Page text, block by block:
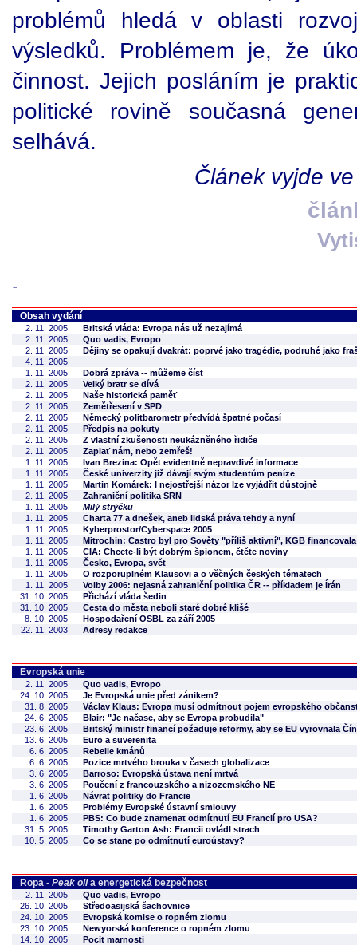
problémů hledá v oblasti
výsledků. Problémem je, že
činnost. Jejich posláním je
politické rovině současná
selhává.
Článek vyjde
Obsah vydání
2. 11. 2005
Britská vláda: Evropa nás už nezajímá
2. 11. 2005
Quo vadis, Evropo
2. 11. 2005
Dějiny se opakují dvakrát: poprvé jako tragédie, podruhé jako
4. 11. 2005
1. 11. 2005
Dobrá zpráva -- můžeme číst
2. 11. 2005
Velký bratr se dívá
2. 11. 2005
Naše historická paměť
2. 11. 2005
Zemětřesení v SPD
2. 11. 2005
Německý politbarometr předvídá špatné počasí
2. 11. 2005
Předpis na pokuty
2. 11. 2005
Z vlastní zkušenosti neukázněného řidiče
2. 11. 2005
Zaplať nám, nebo zemřeš!
1. 11. 2005
Ivan Brezina: Opět evidentně nepravdivé informace
1. 11. 2005
České univerzity již dávají svým studentům peníze
1. 11. 2005
Martin Komárek: I nejostřejší názor lze vyjádřit důstojně
2. 11. 2005
Zahraniční politika SRN
1. 11. 2005
Milý strýčku
1. 11. 2005
Charta 77 a dnešek, aneb lidská práva tehdy a nyní
1. 11. 2005
Kyberprostor/Cyberspace 2005
1. 11. 2005
Mitrochin: Castro byl pro Sověty "příliš aktivní", KGB
1. 11. 2005
CIA: Chcete-li být dobrým špionem, čtěte noviny
1. 11. 2005
Česko, Evropa, svět
1. 11. 2005
O rozporuplném Klausovi a o věčných českých tématech
1. 11. 2005
Volby 2006: nejasná zahraniční politika ČR -- příkladem je Írán
31. 10. 2005
Přichází vláda šedin
31. 10. 2005
Cesta do města neboli staré dobré klišé
8. 10. 2005
Hospodaření OSBL za září 2005
22. 11. 2003
Adresy redakce
Evropská unie
2. 11. 2005
Quo vadis, Evropo
24. 10. 2005
Je Evropská unie před zánikem?
31. 8. 2005
Václav Klaus: Evropa musí odmítnout pojem evropského
24. 6. 2005
Blair: "Je načase, aby se Evropa probudila"
23. 6. 2005
Britský ministr financí požaduje reformy, aby se EU vyrovnala
13. 6. 2005
Euro a suverenita
6. 6. 2005
Rebelie kmánů
6. 6. 2005
Pozice mrtvého brouka v časech globalizace
3. 6. 2005
Barroso: Evropská ústava není mrtvá
3. 6. 2005
Poučení z francouzského a nizozemského NE
1. 6. 2005
Návrat politiky do Francie
1. 6. 2005
Problémy Evropské ústavní smlouvy
1. 6. 2005
PBS: Co bude znamenat odmítnutí EU Francií pro USA?
31. 5. 2005
Timothy Garton Ash: Francii ovládl strach
10. 5. 2005
Co se stane po odmítnutí euroústavy?
Ropa - Peak oila energetická bezpečnost
2. 11. 2005
Quo vadis, Evropo
26. 10. 2005
Středoasijská šachovnice
24. 10. 2005
Evropská komise o ropném zlomu
23. 10. 2005
Newyorská konference o ropném zlomu
14. 10. 2005
Pocit marnosti